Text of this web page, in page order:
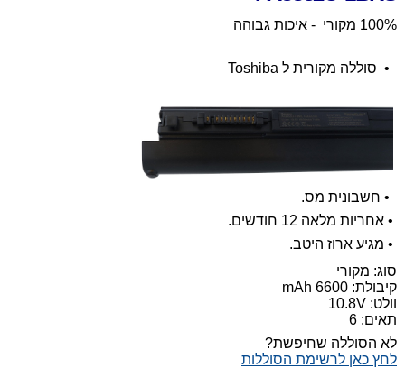
100% מקורי - איכות גבוהה
• סוללה מקורית ל Toshiba
• חשבונית מס.
• אחריות מלאה 12 חודשים.
• מגיע ארוז היטב.
סוג: מקורי
קיבולת: 6600 mAh
וולט: 10.8V
תאים: 6
לא הסוללה שחיפשת?
לחץ כאן לרשימת הסוללות